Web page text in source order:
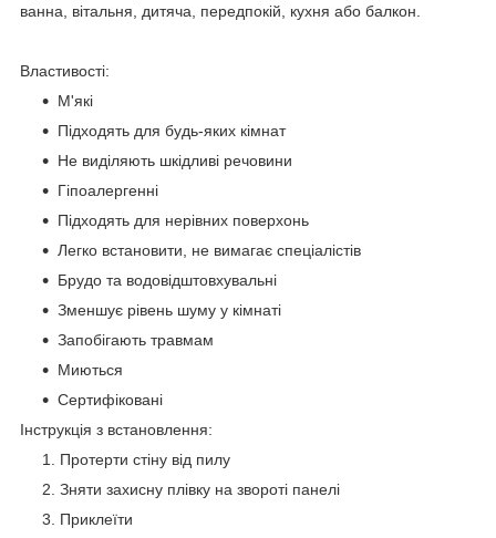
ванна, вітальня, дитяча, передпокій, кухня або балкон.
Властивості:
М'які
Підходять для будь-яких кімнат
Не виділяють шкідливі речовини
Гіпоалергенні
Підходять для нерівних поверхонь
Легко встановити, не вимагає спеціалістів
Брудо та водовідштовхувальні
Зменшує рівень шуму у кімнаті
Запобігають травмам
Миються
Сертифіковані
​Інструкція з встановлення:
Протерти стіну від пилу
Зняти захисну плівку на звороті панелі
Приклеїти